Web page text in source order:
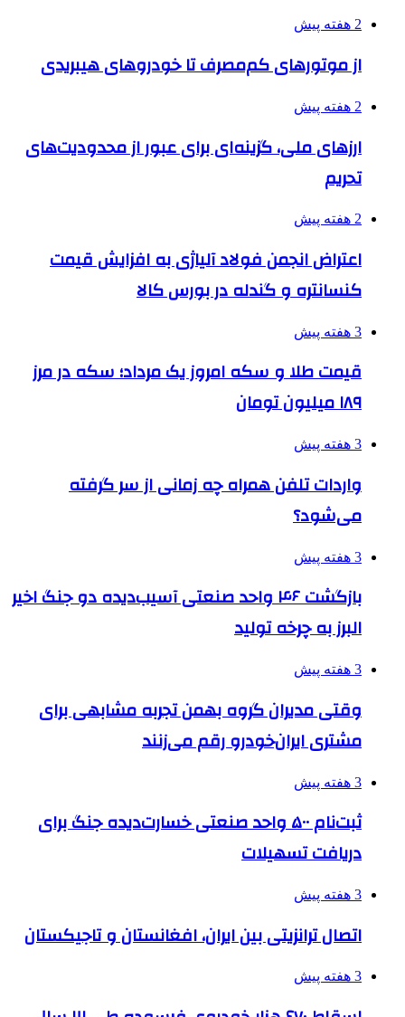
2 هفته پیش
از موتورهای کم‌مصرف تا خودروهای هیبریدی
2 هفته پیش
ارزهای ملی، گزینه‌ای برای عبور از محدودیت‌های
تحریم
2 هفته پیش
اعتراض انجمن فولاد آلیاژی به افزایش قیمت
کنسانتره و گندله در بورس کالا
3 هفته پیش
قیمت طلا و سکه امروز یک مرداد؛ سکه در مرز
۱۸۹ میلیون تومان
3 هفته پیش
واردات تلفن همراه چه زمانی از سر گرفته
می‌شود؟
3 هفته پیش
بازگشت ۴۶ واحد صنعتی آسیب‌دیده دو جنگ اخیر
البرز به چرخه تولید
3 هفته پیش
وقتی مدیران گروه بهمن تجربه مشابهی برای
مشتری ایران‌خودرو رقم می‌زنند
3 هفته پیش
ثبت‌نام ۵۰۰ واحد صنعتی خسارت‌دیده جنگ برای
دریافت تسهیلات
3 هفته پیش
اتصال ترانزیتی بین ایران، افغانستان و تاجیکستان
3 هفته پیش